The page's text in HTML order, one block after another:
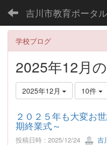
吉川市教育ポータ
学校ブログ
2025年12月
2025年12月 10件
２０２５年も大変お
期終業式～
投稿日時 : 2025/12/24 吉